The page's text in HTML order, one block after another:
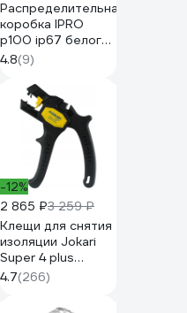
Распределительная
коробка IPRO
р100 ip67 белого
цвета 12623
4.8(9)
-12%
2 865 ₽3 259 ₽
Клещи для снятия
изоляции Jokari
Super 4 plus
20050
4.7(266)